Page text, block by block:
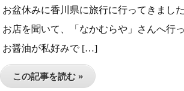
お盆休みに香川県に旅行に行ってきまし
お店を聞いて、「なかむらや」さんへ行
お醤油が私好みで […]
この記事を読む »